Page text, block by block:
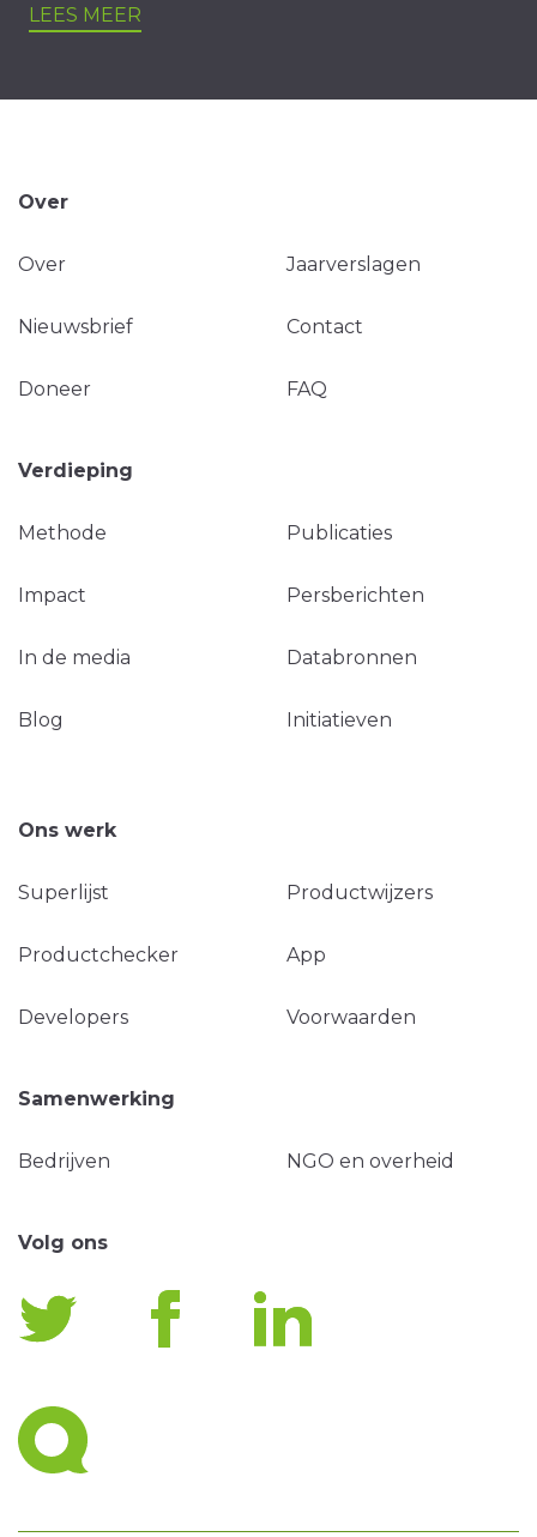
LEES MEER
Over
Over Jaarverslagen
Nieuwsbrief Contact
Doneer FAQ
Verdieping
Methode Publicaties
Impact Persberichten
In de media Databronnen
Blog Initiatieven
Ons werk
Superlijst Productwijzers
Productchecker App
Developers Voorwaarden
Samenwerking
Bedrijven NGO en overheid
Volg ons